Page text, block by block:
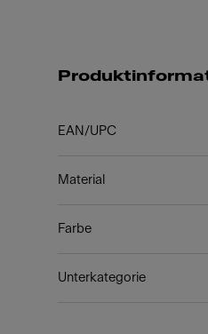
EAN/UPC
Material
Farbe
Unterkategorie